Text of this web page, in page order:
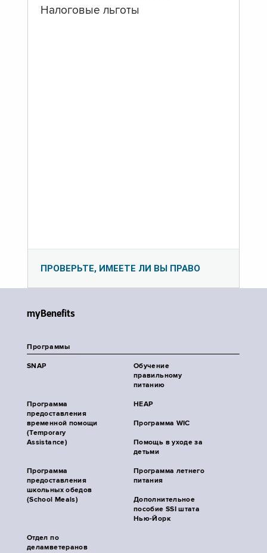
Налоговые льготы
ПРОВЕРЬТЕ, ИМЕЕТЕ ЛИ ВЫ ПРАВО
myBenefits
Программы
SNAP
Обучение
правильному
питанию
Программа
предоставления
временной помощи
(Temporary
Assistance)
HEAP
Программа WIC
Помощь в уходе за
детьми
Программа
предоставления
школьных обедов
(School Meals)
Программа летнего
питания
Дополнительное
пособие SSI штата
Нью-Йорк
Отдел по
деламветеранов